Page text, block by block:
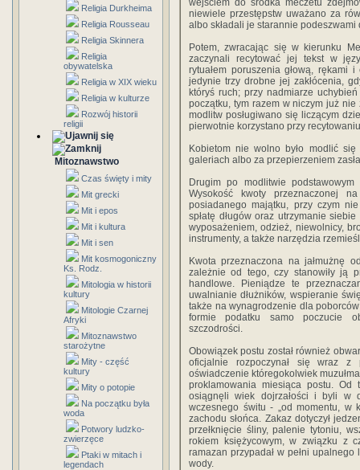
Religia Durkheima
Religia Rousseau
Religia Skinnera
Religia
obywatelska
Religia w XIX wieku
Religia w kulturze
Rozwój historii
religii
Mitoznawstwo
Czas święty i mity
Mit grecki
Mit i epos
Mit i kultura
Mit i sen
Mit kosmogoniczny
Ks. Rodz.
Mitologia w historii
kultury
Mitologie Czarnej
Afryki
Mitoznawstwo
starożytne
Mity - część
kultury
Mity o potopie
Na początku była
woda
Potwory ludzko-
zwierzęce
Ptaki w mitach i
legendach
wejściem do środka meczetu
niewiele przestępstw uważano za
albo składali je starannie
Potem, zwracając się w kierunku
zaczynali recytować jej tekst w
rytuałem poruszenia głową, rękami
jedynie trzy drobne jej zakłócenia,
któryś ruch; przy nadmiarze
początku, tym razem w niczym już
modlitw posługiwano się liczącym
pierwotnie korzystano przy
Kobietom nie wolno było modlić
galeriach albo za przepierzeniem
Drugim po modlitwie podstawowym
Wysokość kwoty przeznaczonej
posiadanego majątku, przy czym
spłatę długów oraz utrzymanie
wyposażeniem, odzież, niewolnicy,
instrumenty, a także narzędzia
Kwota przeznaczona na jałmużnę
zależnie od tego, czy stanowiły ją
handlowe. Pieniądze te
uwalnianie dłużników, wspieranie
także na wynagrodzenie dla
formie podatku samo poczucie
szczodrości.
Obowiązek postu został również
oficjalnie rozpoczynał się wraz
oświadczenie któregokolwiek
proklamowania miesiąca postu. Od
osiągnęli wiek dojrzałości i byli w
wczesnego świtu - „od momentu, w
zachodu słońca. Zakaz dotyczył
przełknięcie śliny, palenie tytoniu,
rokiem księżycowym, w związku z
ramazan przypadał w pełni
wody.